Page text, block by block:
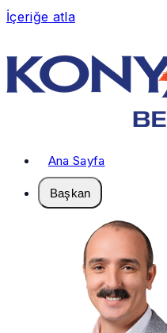
İçeriğe atla
Ana Sayfa
Başkan